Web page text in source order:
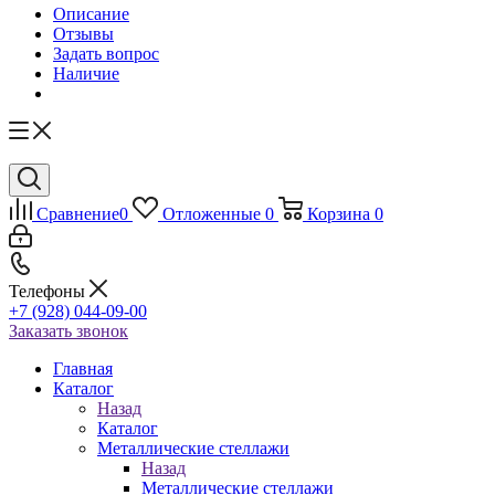
Описание
Отзывы
Задать вопрос
Наличие
Сравнение0 Отложенные 0 Корзина 0
Телефоны
+7 (928) 044-09-00
Заказать звонок
Главная
Каталог
Назад
Каталог
Металлические стеллажи
Назад
Металлические стеллажи